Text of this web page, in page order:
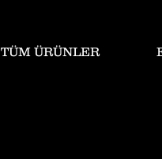
TÜM ÜRÜNLER